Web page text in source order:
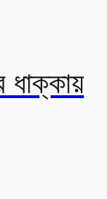
ধাক্কায়